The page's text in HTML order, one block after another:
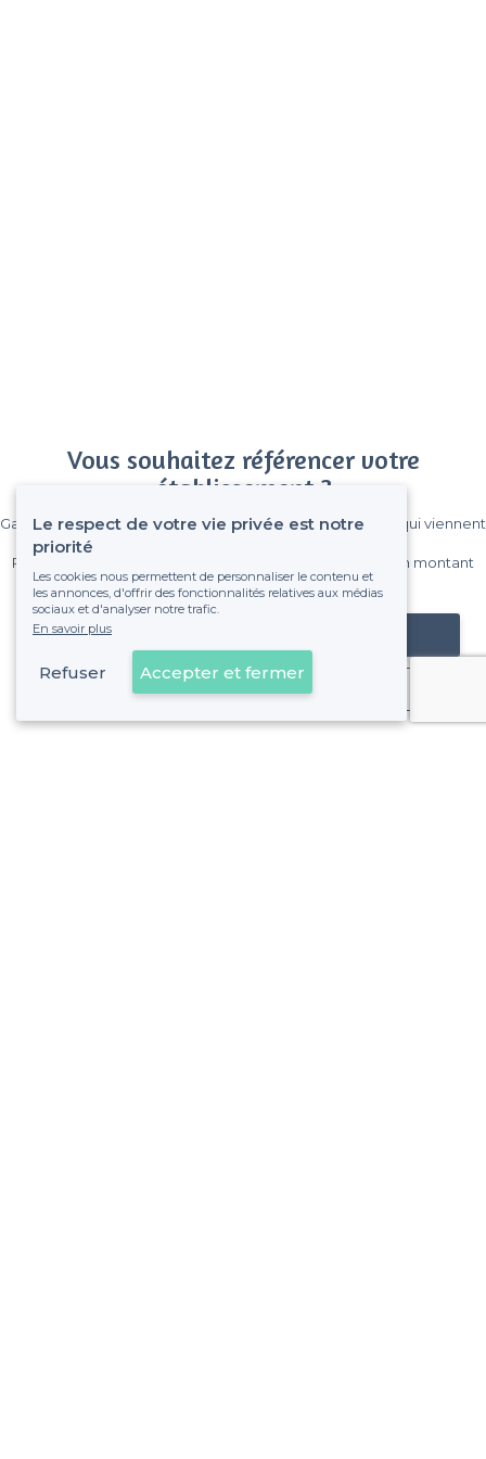
Vous souhaitez référencer votre
établissement ?
Gagnez de nombreux clients parmi le million de visiteurs qui viennent
Pas de commissions et sans engagement, vous payez un montant
fixe sans risque de voir déraper la facture.
Référencer mon établissement
Déjà client
Le respect de votre vie privée est notre
priorité
Les cookies nous permettent de personnaliser le contenu et
les annonces, d'offrir des fonctionnalités relatives aux médias
sociaux et d'analyser notre trafic.
En savoir plus
Refuser Accepter et fermer